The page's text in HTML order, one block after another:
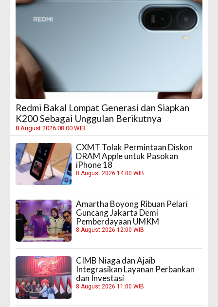
Redmi Bakal Lompat Generasi dan Siapkan
K200 Sebagai Unggulan Berikutnya
8 August 2026 08:00 WIB
CXMT Tolak Permintaan Diskon
DRAM Apple untuk Pasokan
iPhone 18
8 August 2026 14:00 WIB
Amartha Boyong Ribuan Pelari
Guncang Jakarta Demi
Pemberdayaan UMKM
8 August 2026 12:00 WIB
CIMB Niaga dan Ajaib
Integrasikan Layanan Perbankan
dan Investasi
8 August 2026 11:00 WIB